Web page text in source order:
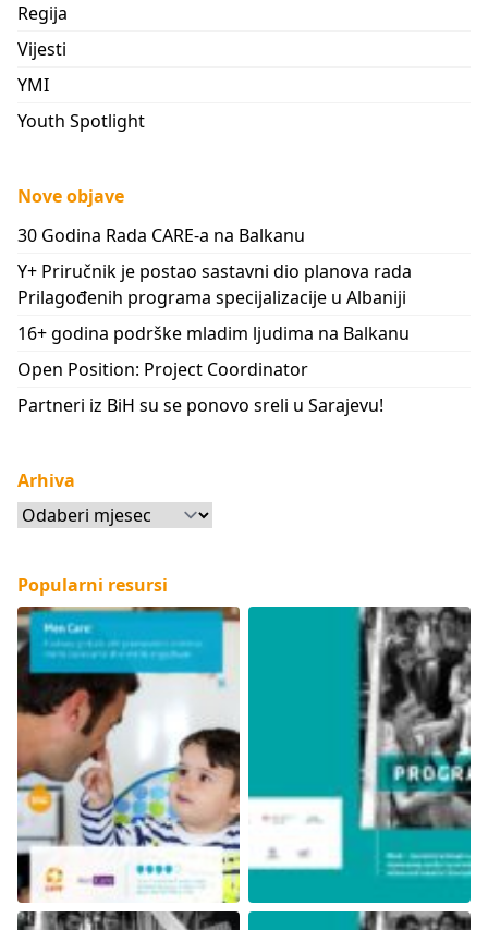
Regija
Vijesti
YMI
Youth Spotlight
Nove objave
30 Godina Rada CARE-a na Balkanu
Y+ Priručnik je postao sastavni dio planova rada
Prilagođenih programa specijalizacije u Albaniji
16+ godina podrške mladim ljudima na Balkanu
Open Position: Project Coordinator
Partneri iz BiH su se ponovo sreli u Sarajevu!
Arhiva
Arhiva
Popularni resursi